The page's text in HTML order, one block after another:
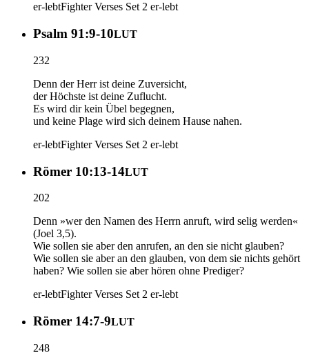
er-lebtFighter Verses Set 2 er-lebt
Psalm 91:9-10LUT
232
Denn der Herr ist deine Zuversicht,
der Höchste ist deine Zuflucht.
Es wird dir kein Übel begegnen,
und keine Plage wird sich deinem Hause nahen.
er-lebtFighter Verses Set 2 er-lebt
Römer 10:13-14LUT
202
Denn »wer den Namen des Herrn anruft, wird selig werden«
(Joel 3,5).
Wie sollen sie aber den anrufen, an den sie nicht glauben?
Wie sollen sie aber an den glauben, von dem sie nichts gehört
haben? Wie sollen sie aber hören ohne Prediger?
er-lebtFighter Verses Set 2 er-lebt
Römer 14:7-9LUT
248